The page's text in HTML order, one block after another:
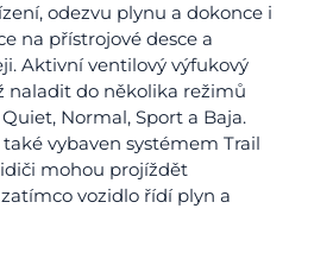
odezvu plynu a dokonce i
na přístrojové desce a
Aktivní ventilový výfukový
naladit do několika režimů
Normal, Sport a Baja.
vybaven systémem Trail
mohou projíždět
vozidlo řídí plyn a